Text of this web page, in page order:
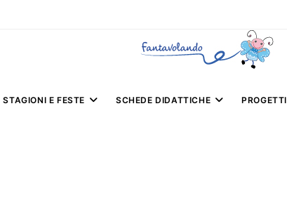
STAGIONI E FESTE SCHEDE DIDATTICHE PROGETTI